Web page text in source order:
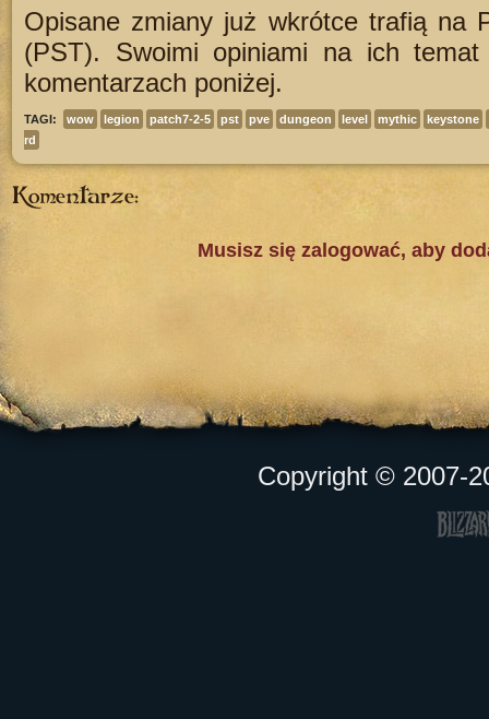
Opisane zmiany już wkrótce trafią na
(PST). Swoimi opiniami na ich
komentarzach poniżej.
TAGI: wow legion patch7-2-5 pst pve dungeon level mythic
keystone
rd
Komentarze:
Musisz się zalogować, aby
Copyright © 2007-